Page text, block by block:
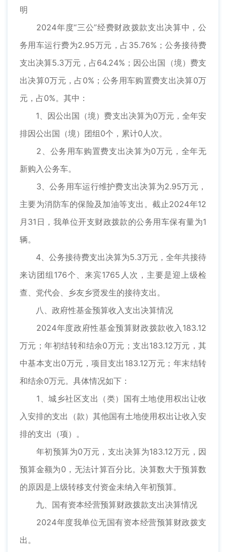
明
2024年度“三公”经费财政拨款支出决算中，公
务用车运行费为2.95万元，占35.76%；公务接待费
支出决算5.3万元，占64.24%；因公出国（境）费支
出决算0万元，占0%；公务用车购置费支出决算0万
元，占0%。其中：
1、因公出国（境）费支出决算为0万元，全年安
排因公出国（境）团组0个，累计0人次。
2、公务用车购置费支出决算为0万元，全年无
新购入公务车。
3、公务用车运行维护费支出决算为2.95万元，
主要为消防车的保险及加油等支出。截止2024年12
月31日，我单位开支财政拨款的公务用车保有量为1
辆。
4、公务接待费支出决算为5.3万元，全年共接待
来访团组176个、来宾1765人次，主要是迎上级检
查、党代会、乡友乡贤发生的接待支出。
八、政府性基金预算收入支出决算情况
2024年度政府性基金预算财政拨款收入183.12
万元；年初结转和结余0万元；支出183.12万元，其
中基本支出0万元，项目支出183.12万元；年末结转
和结余0万元。具体情况如下：
1、城乡社区支出（类）国有土地使用权出让收
入安排的支出（款）其他国有土地使用权出让收入安
排的支出（项）。
年初预算为0万元，支出决算为183.12万元，因
预算金额为0，无法计算百分比。决算数大于预算数
的原因是上级转移支付资金未纳入年初预算。
九、国有资本经营预算财政拨款支出决算情况
2024年度我单位无国有资本经营预算财政拨支
出。